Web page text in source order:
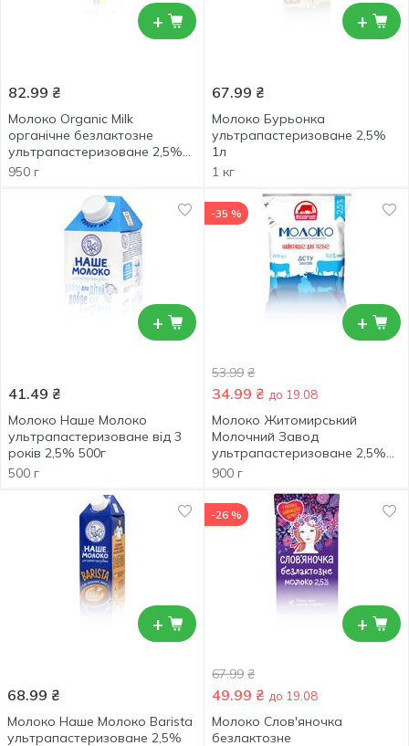
+
82.99 ₴
Молоко Organic Milk
органічне безлактозне
ультрапастеризоване 2,5%
950г
950 г
+
67.99 ₴
Молоко Бурьонка
ультрапастеризоване 2,5%
1л
1 кг
+
41.49 ₴
Молоко Наше Молоко
ультрапастеризоване від 3
років 2,5% 500г
500 г
+
-35 %
53.99 ₴
34.99 ₴ до 19.08
Молоко Житомирський
Молочний Завод
ультрапастеризоване 2,5%
900г
900 г
+
68.99 ₴
Молоко Наше Молоко Barista
ультрапастеризоване 2,5%
+
-26 %
67.99 ₴
49.99 ₴ до 19.08
Молоко Слов'яночка
безлактозне